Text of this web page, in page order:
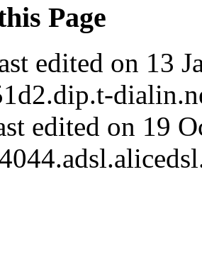
Page
edited on 13
edited on 19